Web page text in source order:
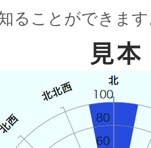
ることができま